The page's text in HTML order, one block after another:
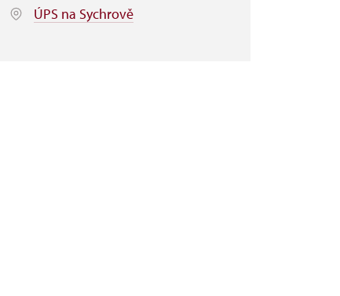
ÚPS na Sychrově